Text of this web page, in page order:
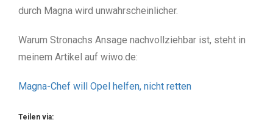
durch Magna wird unwahrscheinlicher.
Warum Stronachs Ansage nachvollziehbar ist, steht in
meinem Artikel auf wiwo.de:
Magna-Chef will Opel helfen, nicht retten
Teilen via: